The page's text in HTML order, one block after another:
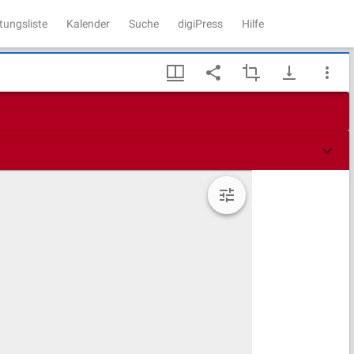
Kalender Suche digiPress Hilfe